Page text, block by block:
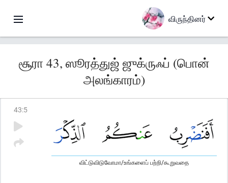
விருந்தினர்
சூரா 43, ஸூரத்துஜ் ஜுக்ருஃப் (பொன்
அலங்காரம்)
43:5
விட்டுவிடுவோமா/உங்களைப் பற்றி/கூறுவதை